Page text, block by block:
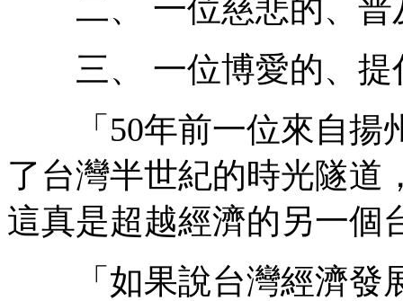
二、 一位慈悲的、普
三、 一位博愛的、提
「50年前一位來自揚
了台灣半世紀的時光隧道
這真是超越經濟的另一個
「如果說台灣經濟發